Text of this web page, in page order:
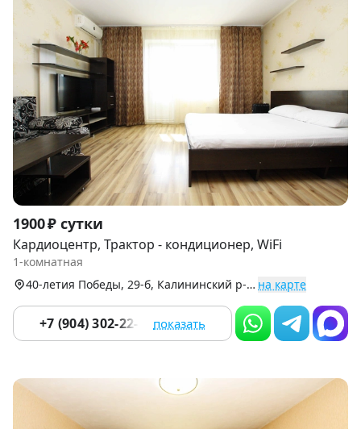
Item
1
of
1900 ₽ сутки
Кардиоцентр, Трактор - кондиционер, WiFi
1-комнатная
40-летия Победы, 29-б, Калининский р-н (Северо-Запад) на карте
+7 (904) 302-22-02 показать